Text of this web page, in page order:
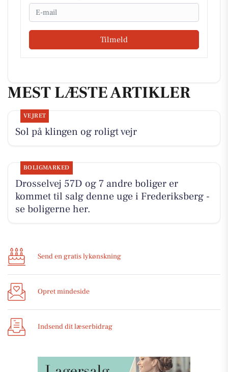
Email
Tilmeld
MEST LÆSTE ARTIKLER
VEJRET
Sol på klingen og roligt vejr
BOLIGMARKED
Drosselvej 57D og 7 andre boliger er
kommet til salg denne uge i Frederiksberg -
se boligerne her.
Send en gratis lykønskning
Opret mindeside
Indsend dit læserbidrag